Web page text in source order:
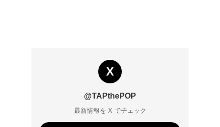
X
@TAPthePOP
最新情報を X でチェック